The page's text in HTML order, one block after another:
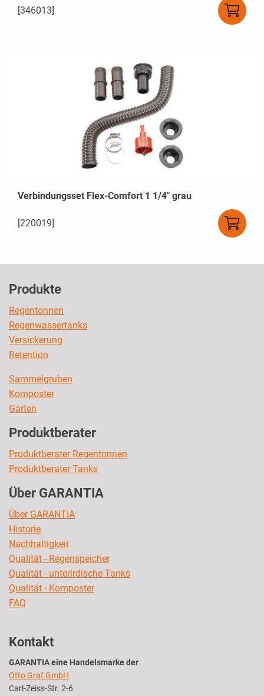
[346013]
Verbindungsset Flex-Comfort 1 1/4" grau
[220019]
Produkte
Regentonnen
Regenwassertanks
Versickerung
Retention
Sammelgruben
Komposter
Garten
Produktberater
Produktberater Regentonnen
Produktberater Tanks
Über GARANTIA
Über GARANTIA
Historie
Nachhaltigkeit
Qualität - Regenspeicher
Qualität - unterirdische Tanks
Qualität - Komposter
FAQ
Kontakt
GARANTIA eine Handelsmarke der
Otto Graf GmbH
Carl-Zeiss-Str. 2-6